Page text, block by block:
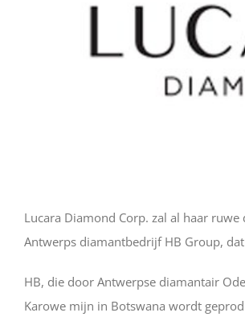
Lucara Diamond Corp. zal al haar
Antwerps diamantbedrijf HB Group,
HB, die door Antwerpse diamantair
Karowe mijn in Botswana wordt